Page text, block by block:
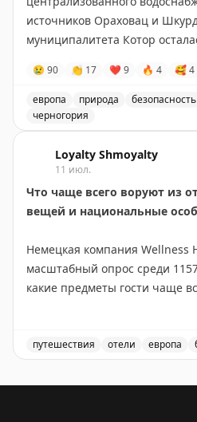
неожиданные, но
бронированием отеля
невыносима, можно улететь
зима.
Andrew Kunesh|Original
источников Ораховац и
муниципалитета Котор
Черногория-Новости
😢 90 👏 17 ❤ 9 🔥 4 🥰4
европа природа безопасность
черногория
Loyalty Shmoyalty
11 июл.
Что чаще всего воруют из
вещей и национальные
Немецкая компания Wellness
масштабный опрос среди
какие предметы гости чаще
Топ украденных вещей
полотенца, халаты и
места. Но гости не
путешествия отели европа